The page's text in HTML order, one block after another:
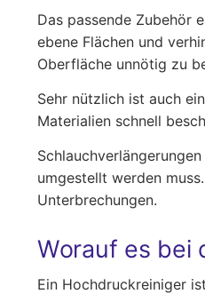
Das passende Zubehör
ebene Flächen und
Oberfläche unnötig zu
Sehr nützlich ist auch
Materialien schnell
umgestellt werden
Unterbrechungen.
Worauf es bei
Ein Hochdruckreiniger